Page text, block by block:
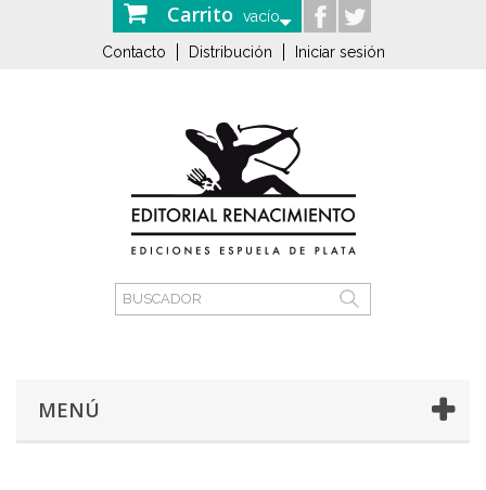
Carrito vacío
Contacto Distribución Iniciar sesión
MENÚ